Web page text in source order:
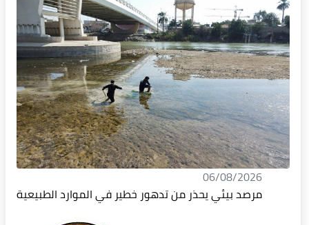
06/08/2026
مرصد بيئي يحذر من تدهور خطير في الموارد الطبيعية